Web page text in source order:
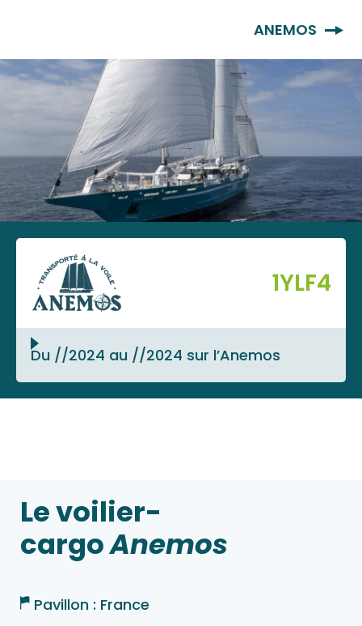
ANEMOS
1YLF4
Du //2024 au //2024 sur l’Anemos
Le voilier-
cargoAnemos
Pavillon : France